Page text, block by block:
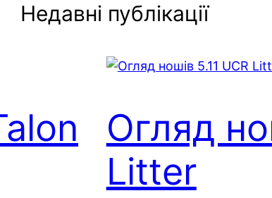
Недавні публікації
Огляд
Litter